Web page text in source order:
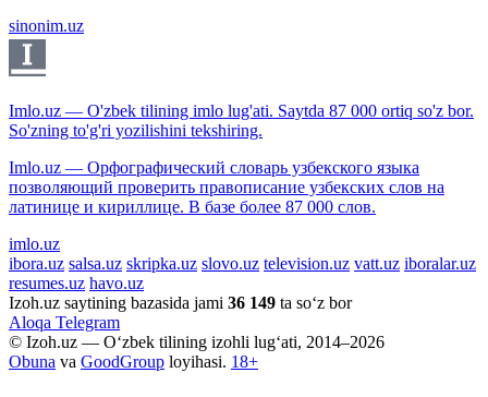
sinonim.uz
Imlo.uz — O'zbek tilining imlo lug'ati. Saytda 87 000 ortiq so'z bor.
So'zning to'g'ri yozilishini tekshiring.
Imlo.uz — Орфографический словарь узбекского языка
позволяющий проверить правописание узбекских слов на
латинице и кириллице. В базе более 87 000 слов.
imlo.uz
ibora.uz salsa.uz skripka.uz slovo.uz television.uz vatt.uz iboralar.uz
resumes.uz havo.uz
Izoh.uz saytining bazasida jami 36 149 ta so‘z bor
Aloqa Telegram
© Izoh.uz — O‘zbek tilining izohli lug‘ati, 2014–2026
Obuna va GoodGroup loyihasi. 18+